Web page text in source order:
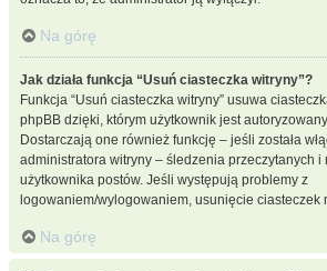
Na górę
Jak działa funkcja “Usuń ciasteczka witryny”?
Funkcja “Usuń ciasteczka witryny” usuwa
phpBB dzięki, którym użytkownik jest
Dostarczają one również funkcję – jeśli została
administratora witryny – śledzenia przeczytanych i
użytkownika postów. Jeśli występują problemy z
logowaniem/wylogowaniem, usunięcie ciasteczek
Na górę